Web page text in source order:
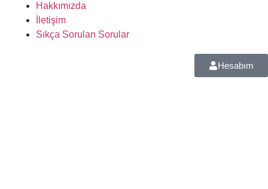
Hakkımızda
İletişim
Sıkça Sorulan Sorular
Hesabım